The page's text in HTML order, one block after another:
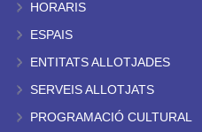
HORARIS
ESPAIS
ENTITATS ALLOTJADES
SERVEIS ALLOTJATS
PROGRAMACIÓ CULTURAL